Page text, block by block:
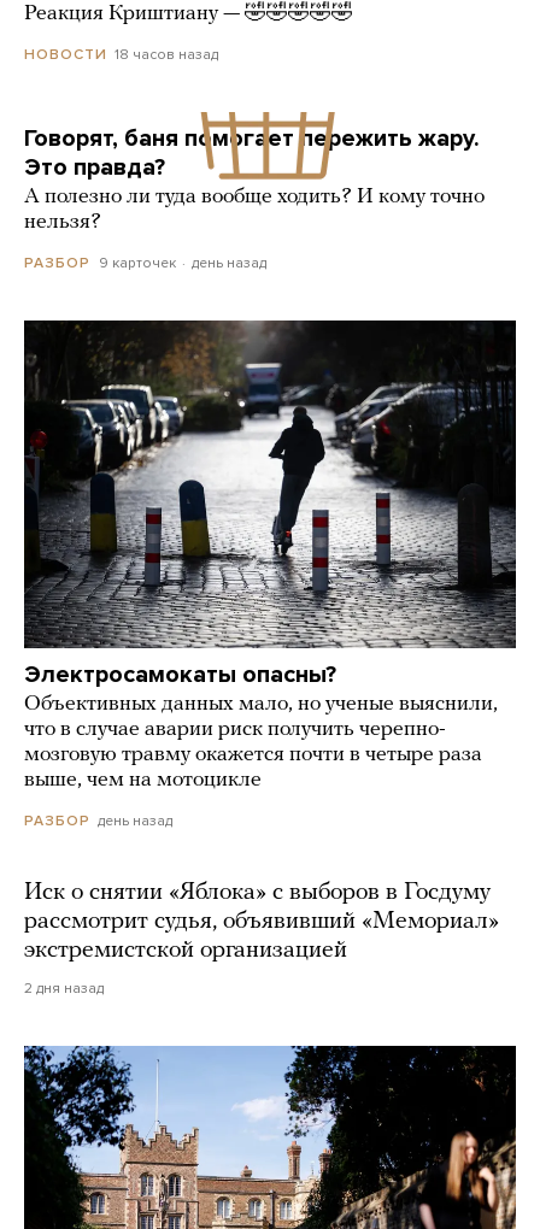
Реакция Криштиану — 🤣🤣🤣🤣🤣
НОВОСТИ 18 часов назад
Говорят, баня помогает пережить жару.
Это правда?
А полезно ли туда вообще ходить? И кому точно
нельзя?
РАЗБОР 9 карточек день назад
Электросамокаты опасны?
Объективных данных мало, но ученые выяснили,
что в случае аварии риск получить черепно-
мозговую травму окажется почти в четыре раза
выше, чем на мотоцикле
РАЗБОР день назад
Иск о снятии «Яблока» с выборов в Госдуму
рассмотрит судья, объявивший «Мемориал»
экстремистской организацией
2 дня назад